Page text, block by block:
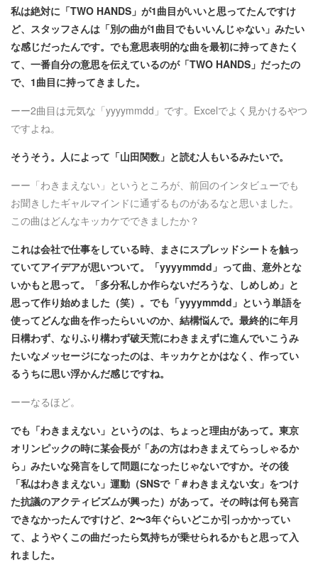
私は絶対に「TWO HANDS」が1曲目がいいと思ってたんですけ
ど、スタッフさんは「別の曲が1曲目でもいいんじゃない」みたい
な感じだったんです。でも意思表明的な曲を最初に持ってきたく
て、一番自分の意思を伝えているのが「TWO HANDS」だったの
で、1曲目に持ってきました。
ーー2曲目は元気な「yyyymmdd」です。Excelでよく見かけるやつ
ですよね。
そうそう。人によって「山田関数」と読む人もいるみたいで。
ーー「わきまえない」というところが、前回のインタビューでも
お聞きしたギャルマインドに通ずるものがあるなと思いました。
この曲はどんなキッカケでできましたか？
これは会社で仕事をしている時、まさにスプレッドシートを触っ
ていてアイデアが思いついて。「yyyymmdd」って曲、意外とな
いかもと思って。「多分私しか作らないだろうな、しめしめ」と
思って作り始めました（笑）。でも「yyyymmdd 」という単語を
使ってどんな曲を作ったらいいのか、結構悩んで。最終的に年月
日構わず、なりふり構わず破天荒にわきまえずに進んでいこうみ
たいなメッセージになったのは、キッカケとかはなく、作ってい
るうちに思い浮かんだ感じですね。
ーーなるほど。
でも「わきまえない」というのは、ちょっと理由があって。東京
オリンピックの時に某会長が「あの方はわきまえてらっしゃるか
ら」みたいな発言をして問題になったじゃないですか。その後
「私はわきまえない」運動（SNSで「＃わきまえない女」をつけ
た抗議のアクティビズムが興った）があって。その時は何も発言
できなかったんですけど、2〜3年ぐらいどこか引っかかってい
て、ようやくこの曲だったら気持ちが乗せられるかもと思って入
れました。